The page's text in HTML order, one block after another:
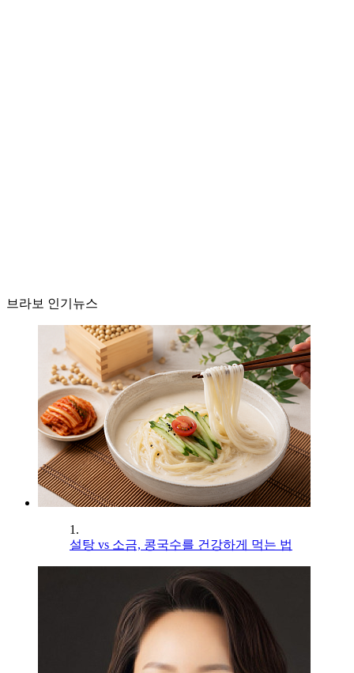
브라보 인기뉴스
1.
설탕 vs 소금, 콩국수를 건강하게 먹는 법